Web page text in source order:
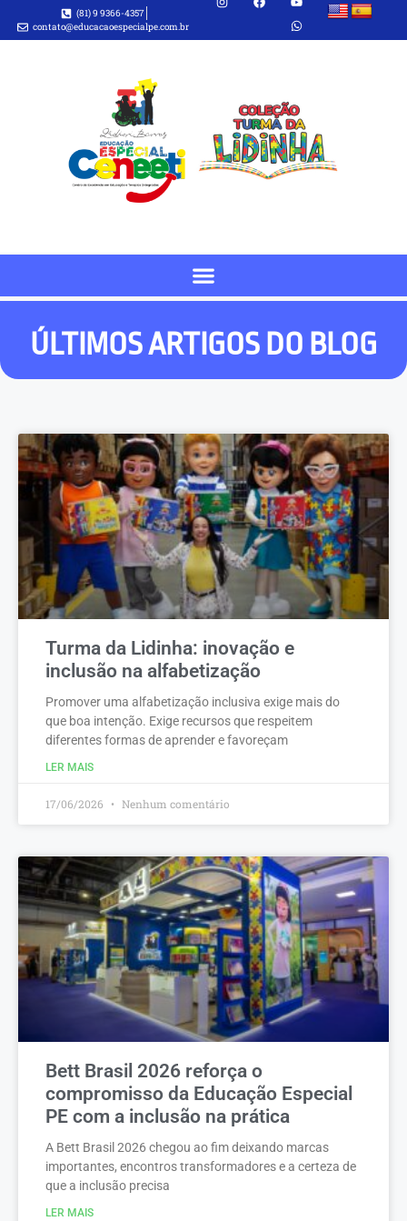
(81) 9 9366-4357
contato@educacaoespecialpe.com.br
ÚLTIMOS ARTIGOS DO BLOG
Turma da Lidinha: inovação e
inclusão na alfabetização
Promover uma alfabetização inclusiva exige mais do
que boa intenção. Exige recursos que respeitem
diferentes formas de aprender e favoreçam
LER MAIS
17/06/2026 Nenhum comentário
Bett Brasil 2026 reforça o
compromisso da Educação Especial
PE com a inclusão na prática
A Bett Brasil 2026 chegou ao fim deixando marcas
importantes, encontros transformadores e a certeza de
que a inclusão precisa
LER MAIS